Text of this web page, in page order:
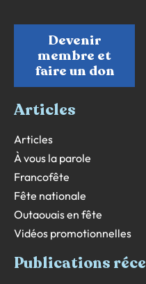
Devenir
membre et
faire un don
Articles
Articles
À vous la parole
Francofête
Fête nationale
Outaouais en fête
Vidéos promotionnelles
Publications